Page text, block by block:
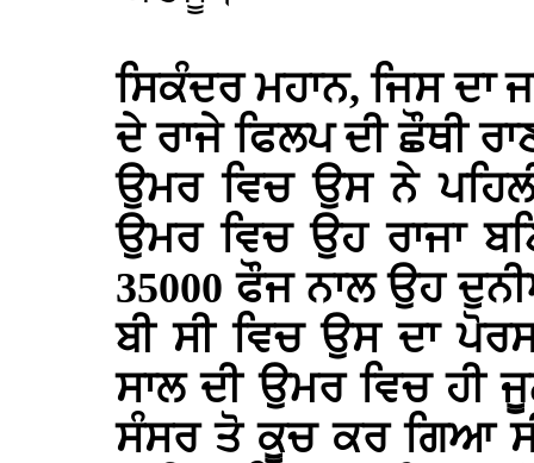
ਸਿਕੰਦਰ ਮਹਾਨ, ਜਿਸ ਦਾ
ਦੇ ਰਾਜੇ ਫਿਲਪ ਦੀ ਛੌਥੀ
ਉਮਰ ਵਿਚ ਉਸ ਨੇ
ਉਮਰ ਵਿਚ ਉਹ ਰਾਜਾ
35000 ਫੌਜ ਨਾਲ ਉਹ
ਬੀ ਸੀ ਵਿਚ ਉਸ ਦਾ
ਸਾਲ ਦੀ ਉਮਰ ਵਿਚ ਹੀ
ਸੰਸਰ ਤੋ ਕੂਚ ਕਰ ਗਿਆ